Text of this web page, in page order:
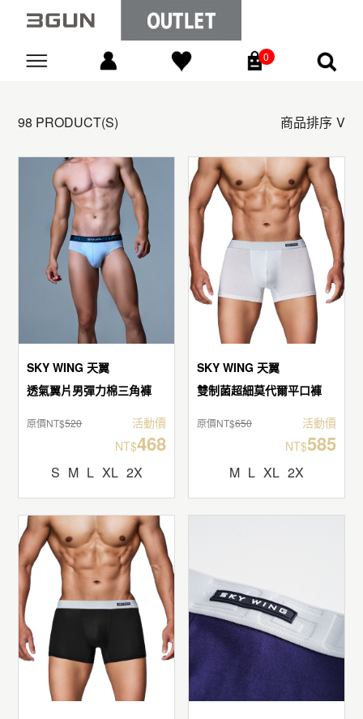
0
98 PRODUCT(S) 商品排序
SKY WING 天翼
透氣翼片男彈力棉三角褲
原價NT$520
活動價
NT$468
S M L XL 2X
SKY WING 天翼
雙制菌超細莫代爾平口褲
原價NT$650
活動價
NT$585
M L XL 2X